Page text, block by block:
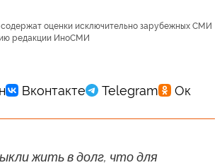
оценки исключительно зарубежных СМИ
редакции ИноСМИ
жить в долг, что для